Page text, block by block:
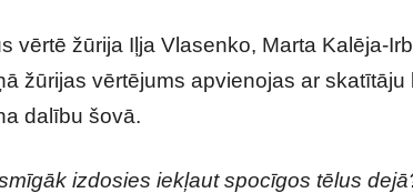
vērtē žūrija Iļja Vlasenko, Marta Kalēja-
žūrijas vērtējums apvienojas ar skatītāju
dalību šovā.
izdosies iekļaut spocīgos tēlus